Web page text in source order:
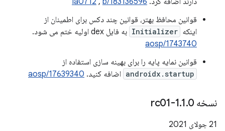
قوانین محافظ بهتر، قوانین چند دکس برای اطمینان از
اینکه Initializer به فایل dex اولیه ختم می شود.
aosp/1743740
قوانین نمایه پایه را برای بهینه سازی استفاده از
androidx.startup اضافه کنید. aosp/17639340
نسخه 1 .1.0-rc01
21 جولای 2021